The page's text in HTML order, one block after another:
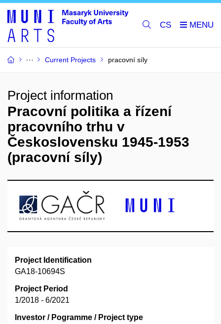
CS
Current Projects pracovní síly
Project information
Pracovní politika a řízení
pracovního trhu v
Československu 1945-1953
(pracovní síly)
Project Identification
GA18-10694S
Project Period
1/2018 - 6/2021
Investor / Pogramme / Project type